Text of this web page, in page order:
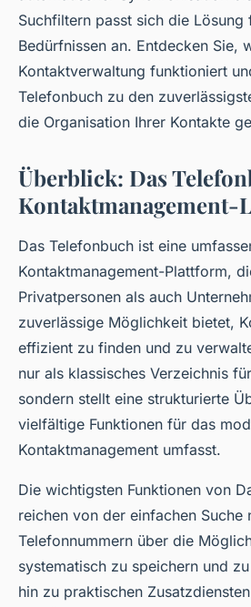
Suchfiltern passt sich die Lösung
Bedürfnissen an. Entdecken Sie,
Kontaktverwaltung funktioniert
Telefonbuch zu den
die Organisation Ihrer Kontakte
Überblick: Das
Kontaktmanagement-
Das Telefonbuch ist eine
Kontaktmanagement-Plattform,
Privatpersonen als auch
zuverlässige Möglichkeit bietet,
effizient zu finden und zu
nur als klassisches Verzeichnis
sondern stellt eine strukturierte
vielfältige Funktionen für das
Kontaktmanagement umfasst.
Die wichtigsten Funktionen von
reichen von der einfachen Suche
Telefonnummern über die
systematisch zu speichern und
hin zu praktischen